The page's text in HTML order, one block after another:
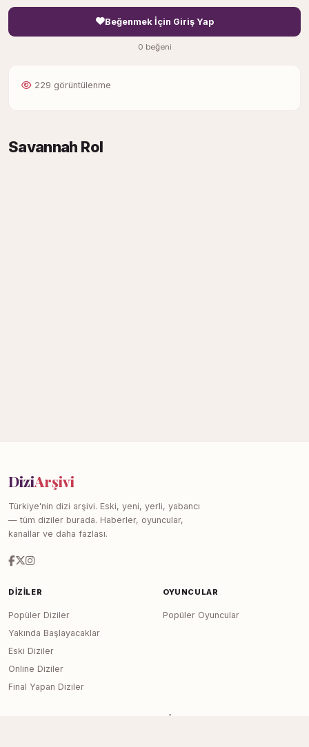
Beğenmek İçin Giriş Yap
0 beğeni
229 görüntülenme
Savannah Rol
DiziArşivi
Türkiye'nin dizi arşivi. Eski, yeni, yerli, yabancı
— tüm diziler burada. Haberler, oyuncular,
kanallar ve daha fazlası.
DIZILER
Popüler Diziler
Yakında Başlayacaklar
Eski Diziler
Online Diziler
Final Yapan Diziler
OYUNCULAR
Popüler Oyuncular
SITE